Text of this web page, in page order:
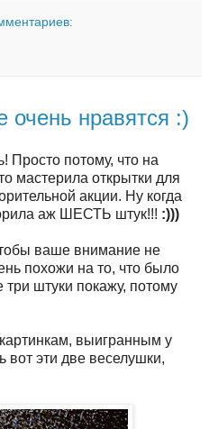
нравятся :)
Просто потому, что на
мастерила открытки для
акции. Ну когда
аж ШЕСТЬ штук!!! :)))
ваше внимание не
похожи на то, что было
три штуки покажу, потому
выигранным у
вот эти две веселушки,